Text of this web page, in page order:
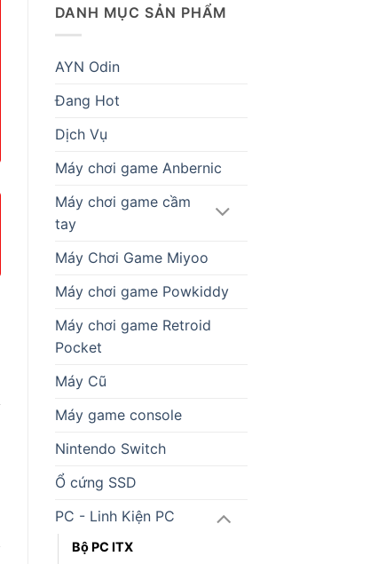
DANH MỤC SẢN PHẨM
AYN Odin
Đang Hot
Dịch Vụ
Máy chơi game Anbernic
Máy chơi game cầm
tay
Máy Chơi Game Miyoo
Máy chơi game Powkiddy
Máy chơi game Retroid
Pocket
Máy Cũ
Máy game console
Nintendo Switch
Ổ cứng SSD
PC - Linh Kiện PC
Bộ PC ITX